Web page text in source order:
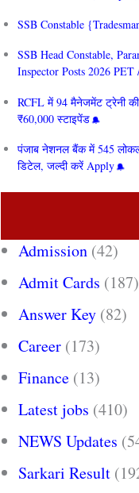
SSB Constable
SSB Head Constable,
Inspector Posts 2026
RCFL में 94 मैनेजमेंट ट्रेनी
₹60,000 स्टाइपेंड
पंजाब नेशनल बैंक में 545
डिटेल, जल्दी करें Apply
Admission (42)
Admit Cards (187)
Answer Key (82)
Career (173)
Finance (13)
Latest jobs (410)
NEWS Updates
Sarkari Result